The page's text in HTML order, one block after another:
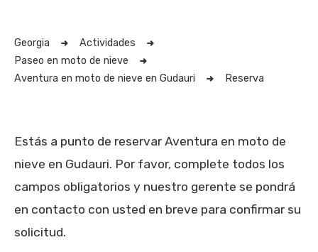
Georgia
Actividades
Paseo en moto de nieve
Aventura en moto de nieve en Gudauri
Reserva
Estás a punto de reservar Aventura en moto de
nieve en Gudauri. Por favor, complete todos los
campos obligatorios y nuestro gerente se pondrá
en contacto con usted en breve para confirmar su
solicitud.